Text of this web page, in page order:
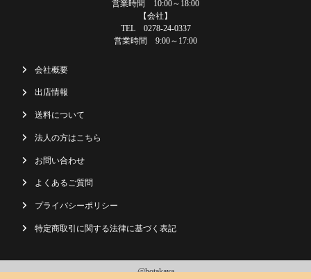
営業時間 10:00～18:00
【会社】
TEL 0278-24-0337
営業時間 9:00～17:00
会社概要
出店情報
送料について
法人の方はこちら
お問い合わせ
よくあるご質問
プライバシーポリシー
特定商取引に関する法律に基づく表記
@hotakaya